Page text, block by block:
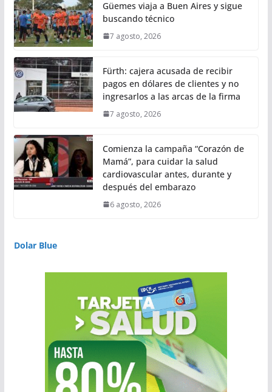
Güemes viaja a Buen Aires y sigue
buscando técnico
7 agosto, 2026
Fürth: cajera acusada de recibir
pagos en dólares de clientes y no
ingresarlos a las arcas de la firma
7 agosto, 2026
Comienza la campaña “Corazón de
Mamá”, para cuidar la salud
cardiovascular antes, durante y
después del embarazo
6 agosto, 2026
Dolar Blue